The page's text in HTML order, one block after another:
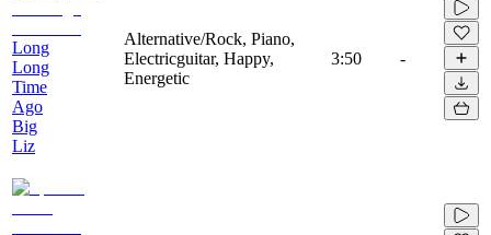
Long
Long
Time
Ago
Big
Liz
Alternative/Rock, Piano,
Electricguitar, Happy,
Energetic
3:50 -